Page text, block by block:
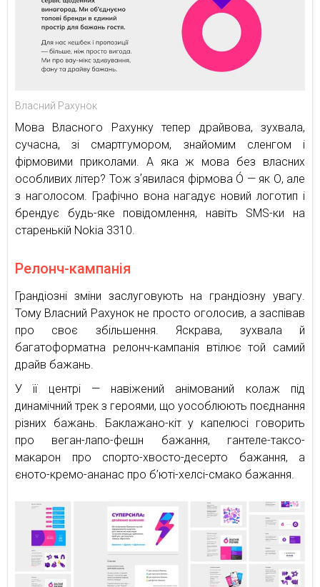
Власний Рахунок
Мова Власного Рахунку тепер драйвова, зухвала,
сучасна, зі смартгумором, знайомим сленгом і
фірмовими приколами. А яка ж мова без власних
особливих літер? Тож зʼявилася фірмова Ó — як О, але
з наголосом. Графічно вона нагадує новий логотип і
брендує будь-яке повідомлення, навіть SMS-ки на
старенькій Nokia 3310.
Релонч-кампанія
Грандіозні зміни заслуговують на грандіозну увагу.
Тому Власний Рахунок не просто оголосив, а заспівав
про своє збільшення. Яскрава, зухвала й
багатоформатна релонч-кампанія втілює той самий
драйв бажань.
У її центрі — навіжений анімований колаж під
динамічний трек з героями, що уособлюють поєднання
різних бажань. Баклажано-кіт у капелюсі говорить
про веган-лапо-фешн бажання, гантеле-таксо-
макарон про спорто-хвосто-десерто бажання, а
єното-кремо-ананас про б’юті-хелсі-смако бажання.